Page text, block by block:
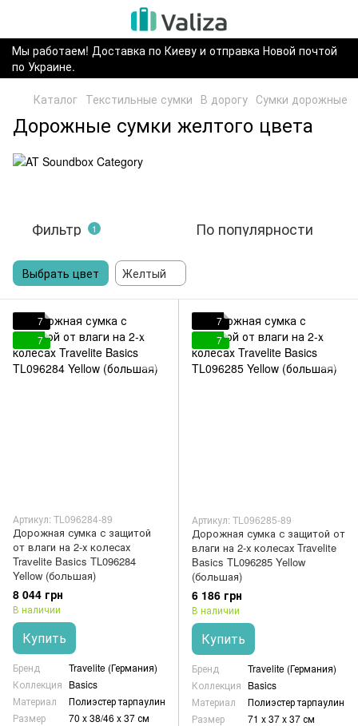
Мы работаем! Доставка по Киеву и отправка Новой почтой
по Украине.
Каталог Текстильные сумки В дорогу Сумки дорожные
Дорожные сумки желтого цвета
Фильтр 1 По популярности
Выбрать цвет Желтый
7
7
Артикул: TL096284-89
Дорожная сумка с защитой
от влаги на 2-х колесах
Travelite Basics TL096284
Yellow (большая)
8 044 грн
В наличии
Купить
Бренд
Travelite (Германия)
Коллекция Basics
Материал
Полиэстер тарпаулин
Размер
70 x 38/46 x 37 см
7
7
Артикул: TL096285-89
Дорожная сумка с защитой от
влаги на 2-х колесах Travelite
Basics TL096285 Yellow
(большая)
6 186 грн
В наличии
Купить
Бренд
Travelite (Германия)
Коллекция Basics
Материал
Полиэстер тарпаулин
Размер
71 x 37 x 37 см